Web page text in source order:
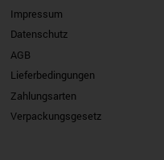
Impressum
Datenschutz
AGB
Lieferbedingungen
Zahlungsarten
Verpackungsgesetz